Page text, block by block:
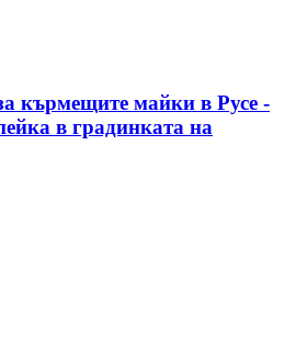
кърмещите майки в Русе -
в градинката на